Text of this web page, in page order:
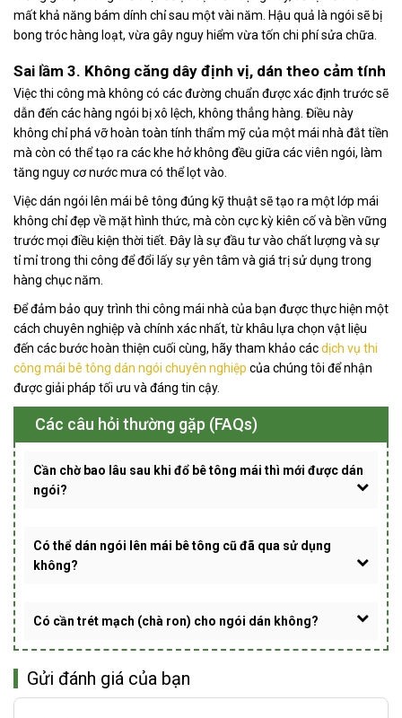
mất khả năng bám dính chỉ sau một vài năm. Hậu quả là ngói sẽ bị
bong tróc hàng loạt, vừa gây nguy hiểm vừa tốn chi phí sửa chữa.
Sai lầm 3. Không căng dây định vị, dán theo cảm tính
Việc thi công mà không có các đường chuẩn được xác định trước sẽ
dẫn đến các hàng ngói bị xô lệch, không thẳng hàng. Điều này
không chỉ phá vỡ hoàn toàn tính thẩm mỹ của một mái nhà đắt tiền
mà còn có thể tạo ra các khe hở không đều giữa các viên ngói, làm
tăng nguy cơ nước mưa có thể lọt vào.
Việc dán ngói lên mái bê tông đúng kỹ thuật sẽ tạo ra một lớp mái
không chỉ đẹp về mặt hình thức, mà còn cực kỳ kiên cố và bền vững
trước mọi điều kiện thời tiết. Đây là sự đầu tư vào chất lượng và sự
tỉ mỉ trong thi công để đổi lấy sự yên tâm và giá trị sử dụng trong
hàng chục năm.
Để đảm bảo quy trình thi công mái nhà của bạn được thực hiện một
cách chuyên nghiệp và chính xác nhất, từ khâu lựa chọn vật liệu
đến các bước hoàn thiện cuối cùng, hãy tham khảo cácdịch vụ thi
công mái bê tông dán ngói chuyên nghiệp của chúng tôi để nhận
được giải pháp tối ưu và đáng tin cậy.
Các câu hỏi thường gặp (FAQs)
Cần chờ bao lâu sau khi đổ bê tông mái thì mới được dán
ngói?
Có thể dán ngói lên mái bê tông cũ đã qua sử dụng
không?
Có cần trét mạch (chà ron) cho ngói dán không?
Gửi đánh giá của bạn